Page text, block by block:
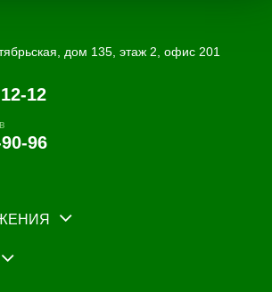
дом 135, этаж 2, офис 201
12
96